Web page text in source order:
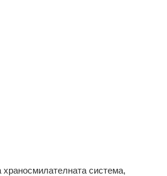
храносмилателната система,